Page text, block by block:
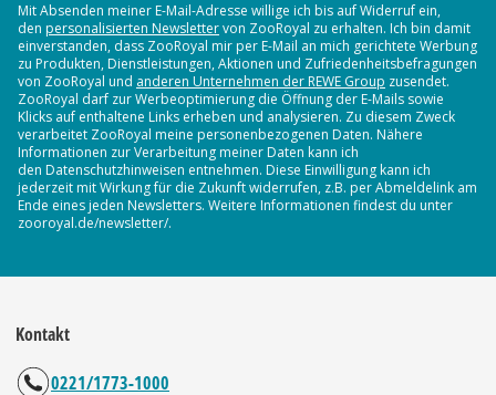
Mit Absenden meiner E-Mail-Adresse willige ich bis auf Widerruf ein,
den personalisierten Newslettervon ZooRoyal zu erhalten. Ich bin damit
einverstanden, dass ZooRoyal mir per E-Mail an mich gerichtete Werbung
zu Produkten, Dienstleistungen, Aktionen und Zufriedenheitsbefragungen
von ZooRoyal und anderen Unternehmen der REWE Group zusendet.
ZooRoyal darf zur Werbeoptimierung die Öffnung der E-Mails sowie
Klicks auf enthaltene Links erheben und analysieren. Zu diesem Zweck
verarbeitet ZooRoyal meine personenbezogenen Daten. Nähere
Informationen zur Verarbeitung meiner Daten kann ich
den Datenschutzhinweisen entnehmen. Diese Einwilligung kann ich
jederzeit mit Wirkung für die Zukunft widerrufen, z.B. per Abmeldelink am
Ende eines jeden Newsletters. Weitere Informationen findest du unter
zooroyal.de/newsletter/.
Kontakt
0221/1773-1000